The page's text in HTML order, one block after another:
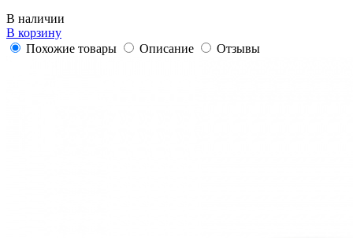
В наличии
В корзину
Похожие товары
Описание Отзывы